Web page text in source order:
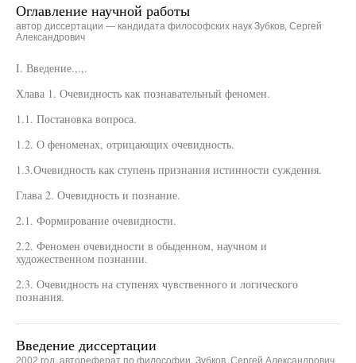
Оглавление научной работы
автор диссертации — кандидата философских наук Зубков, Сергей
Александрович
I. Введение.,.,.
Хлава 1. Очевидность как познавательный феномен.
1.1. Постановка вопроса.
1.2. О феноменах, отрицающих очевидность.
1.3.Очевидность как ступень признания истинности суждения.
Глава 2. Очевидность и познание.
2.1. Формирование очевидности.
2.2. Феномен очевидности в обыденном, научном и
художественном познании.
2.3. Очевидность на ступенях чувственного и логического
познания.
Введение диссертации
2002 год, автореферат по философии, Зубков, Сергей Александрович